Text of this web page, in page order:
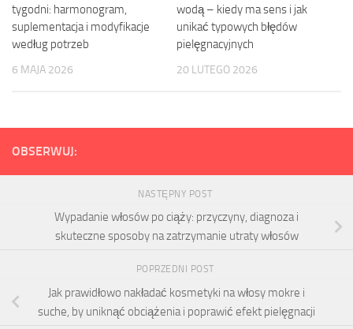
tygodni: harmonogram,
suplementacja i modyfikacje
według potrzeb
6 MAJA 2026
wodą – kiedy ma sens i jak
unikać typowych błędów
pielęgnacyjnych
20 LUTEGO 2026
OBSERWUJ:
NASTĘPNY POST
Wypadanie włosów po ciąży: przyczyny, diagnoza i
skuteczne sposoby na zatrzymanie utraty włosów
POPRZEDNI POST
Jak prawidłowo nakładać kosmetyki na włosy mokre i
suche, by uniknąć obciążenia i poprawić efekt pielęgnacji